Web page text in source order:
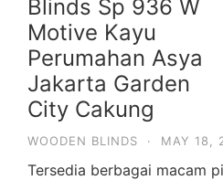
Blinds Sp 936 W
Motive Kayu
Perumahan Asya
Jakarta Garden
City Cakung
WOODEN BLINDS · MAY 18,
Tersedia berbagai macam